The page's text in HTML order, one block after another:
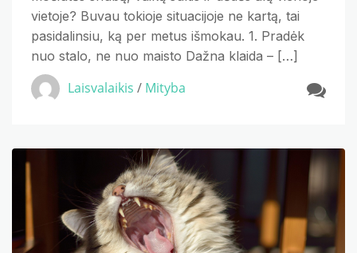
vietoje? Buvau tokioje situacijoje ne kartą, tai
pasidalinsiu, ką per metus išmokau. 1. Pradėk
nuo stalo, ne nuo maisto Dažna klaida – […]
Laisvalaikis / Mityba